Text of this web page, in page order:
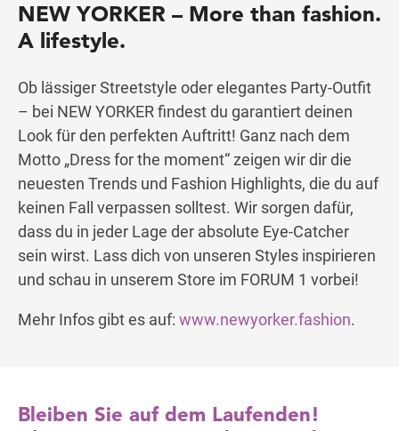
NEW YORKER – More than fashion.
A lifestyle.
Ob lässiger Streetstyle oder elegantes Party-Outfit
– bei NEW YORKER findest du garantiert deinen
Look für den perfekten Auftritt! Ganz nach dem
Motto „Dress for the moment“ zeigen wir dir die
neuesten Trends und Fashion Highlights, die du auf
keinen Fall verpassen solltest. Wir sorgen dafür,
dass du in jeder Lage der absolute Eye-Catcher
sein wirst. Lass dich von unseren Styles inspirieren
und schau in unserem Store im FORUM 1 vorbei!
Mehr Infos gibt es auf: www.newyorker.fashion.